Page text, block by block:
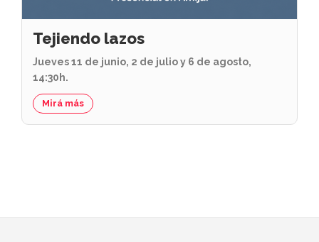
Tejiendo lazos
Jueves 11 de junio, 2 de julio y 6 de agosto,
14:30h.
Mirá más